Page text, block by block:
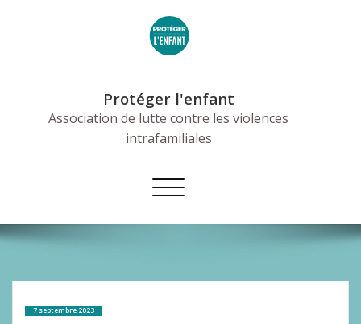
Protéger l'enfant
Association de lutte contre les violences
intrafamiliales
Afficher/masquer
la
7 septembre 2023